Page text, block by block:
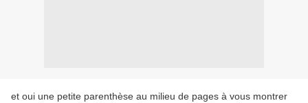
et oui une petite parenthèse au milieu de pages à vous montrer